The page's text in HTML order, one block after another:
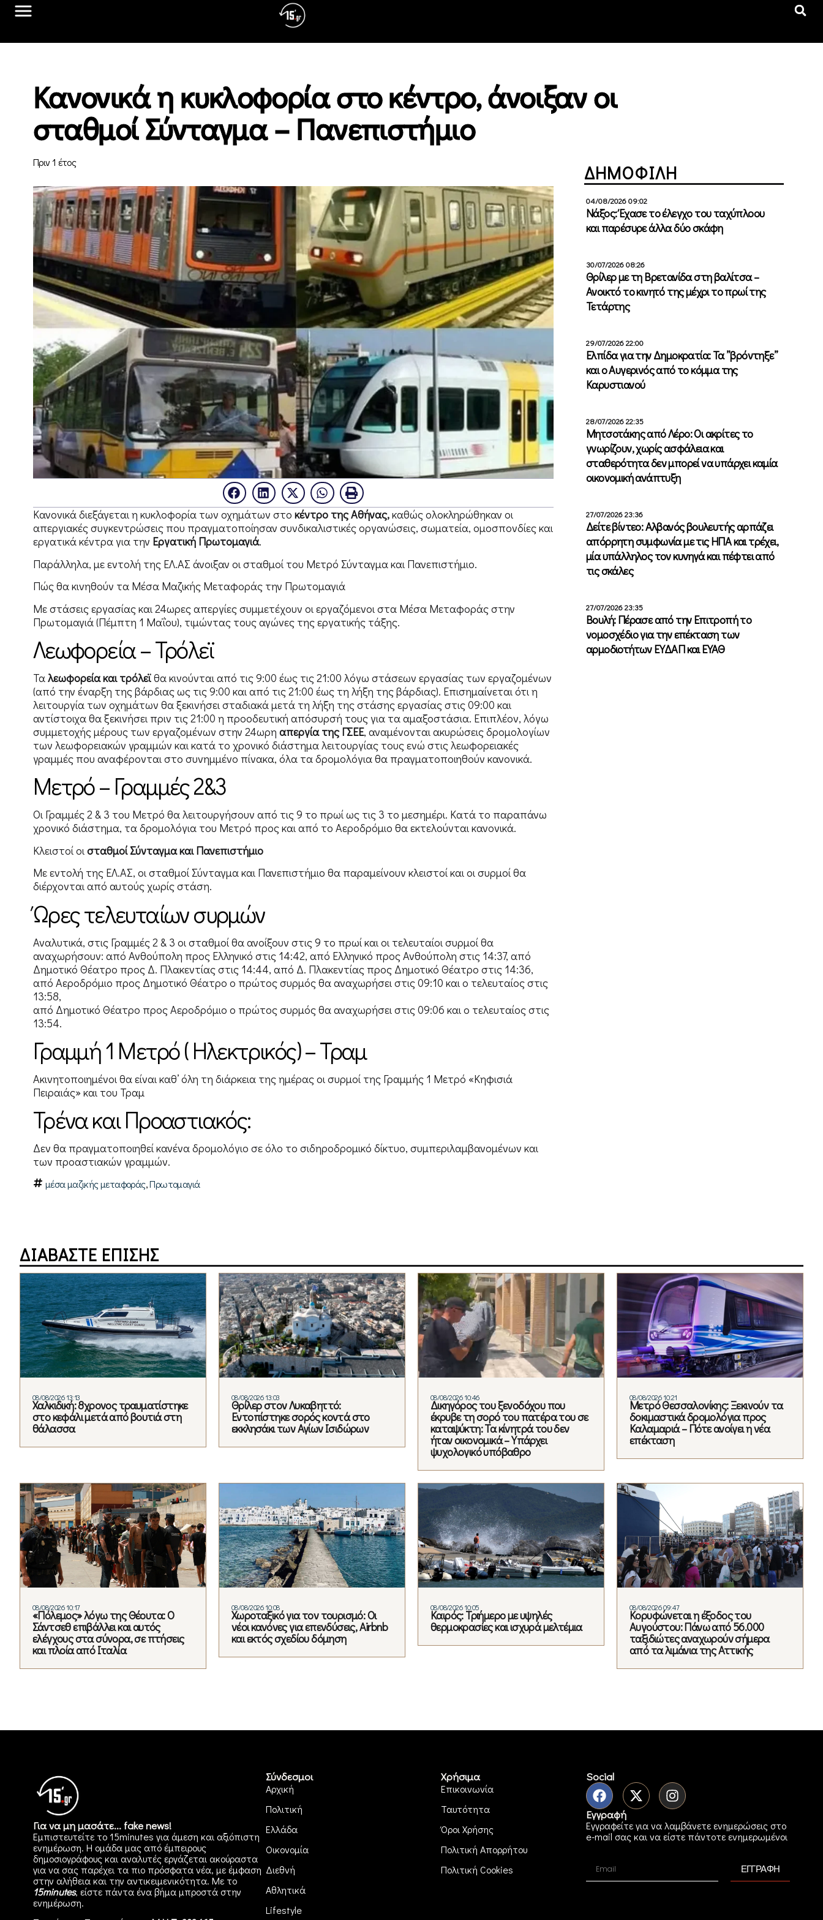
Κανονικά η κυκλοφορία στο κέντρο, άνοιξαν οι
σταθμοί Σύνταγμα – Πανεπιστήμιο
Πριν 1 έτος
Κανονικά διεξάγεται η κυκλοφορία των οχημάτων στο κέντρο της Αθήνας,καθώς ολοκληρώθηκαν οι
απεργιακές συγκεντρώσεις που πραγματοποίησαν συνδικαλιστικές οργανώσεις, σωματεία, ομοσπονδίες και
εργατικά κέντρα για την Εργατική Πρωτομαγιά.
Παράλληλα, με εντολή της ΕΛ.ΑΣ άνοιξαν οι σταθμοί του Μετρό Σύνταγμα και Πανεπιστήμιο.
Πώς θα κινηθούν τα Μέσα Μαζικής Μεταφοράς την Πρωτομαγιά
Με στάσεις εργασίας και 24ωρες απεργίες συμμετέχουν οι εργαζόμενοι στα Μέσα Μεταφοράς στην
Πρωτομαγιά (Πέμπτη 1 Μαΐου), τιμώντας τους αγώνες της εργατικής τάξης.
Λεωφορεία – Τρόλεϊ
Ταλεωφορεία και τρόλεϊθα κινούνται από τις 9:00 έως τις 21:00 λόγω στάσεων εργασίας των εργαζομένων
(από την έναρξη της βάρδιας ως τις 9:00 και από τις 21:00 έως τη λήξη της βάρδιας). Επισημαίνεται ότι η
λειτουργία των οχημάτων θα ξεκινήσει σταδιακά μετά τη λήξη της στάσης εργασίας στις 09:00 και
αντίστοιχα θα ξεκινήσει πριν τις 21:00 η προοδευτική απόσυρσή τους για τα αμαξοστάσια. Επιπλέον, λόγω
συμμετοχής μέρους των εργαζομένων στην 24ωρη απεργία της ΓΣΕΕ, αναμένονται ακυρώσεις δρομολογίων
των λεωφορειακών γραμμών και κατά το χρονικό διάστημα λειτουργίας τους ενώ στις λεωφορειακές
γραμμές που αναφέρονται στο συνημμένο πίνακα, όλα τα δρομολόγια θα πραγματοποιηθούν κανονικά.
Μετρό – Γραμμές 2&3
Οι Γραμμές 2 & 3 του Μετρό θα λειτουργήσουν από τις 9 το πρωί ως τις 3 το μεσημέρι. Κατά το παραπάνω
χρονικό διάστημα, τα δρομολόγια του Μετρό προς και από το Αεροδρόμιο θα εκτελούνται κανονικά.
Κλειστοί οισταθμοί Σύνταγμα και Πανεπιστήμιο
Με εντολή της ΕΛ.ΑΣ, οι σταθμοί Σύνταγμα και Πανεπιστήμιο θα παραμείνουν κλειστοί και οι συρμοί θα
διέρχονται από αυτούς χωρίς στάση.
Ώρες τελευταίων συρμών
Αναλυτικά, στις Γραμμές 2 & 3 οι σταθμοί θα ανοίξουν στις 9 το πρωί και οι τελευταίοι συρμοί θα
αναχωρήσουν: από Ανθούπολη προς Ελληνικό στις 14:42, από Ελληνικό προς Ανθούπολη στις 14:37, από
Δημοτικό Θέατρο προς Δ. Πλακεντίας στις 14:44, από Δ. Πλακεντίας προς Δημοτικό Θέατρο στις 14:36,
από Αεροδρόμιο προς Δημοτικό Θέατρο ο πρώτος συρμός θα αναχωρήσει στις 09:10 και ο τελευταίος στις
13:58,
από Δημοτικό Θέατρο προς Αεροδρόμιο ο πρώτος συρμός θα αναχωρήσει στις 09:06 και ο τελευταίος στις
13:54.
Γραμμή 1 Μετρό ( Ηλεκτρικός) – Τραμ
Ακινητοποιημένοι θα είναι καθ’ όλη τη διάρκεια της ημέρας οι συρμοί της Γραμμής 1 Μετρό «Κηφισιά
Πειραιάς» και του Τραμ
Τρένα και Προαστιακός:
Δεν θα πραγματοποιηθεί κανένα δρομολόγιο σε όλο το σιδηροδρομικό δίκτυο, συμπεριλαμβανομένων και
των προαστιακών γραμμών.
μέσα μαζικής μεταφοράς,Πρωτομαγιά
ΔΗΜΟΦΙΛΗ
04/08/2026 09:02
Νάξος: Έχασε το έλεγχο του ταχύπλοου
και παρέσυρε άλλα δύο σκάφη
30/07/2026 08:26
Θρίλερ με τη Βρετανίδα στη βαλίτσα –
Ανοικτό το κινητό της μέχρι το πρωί της
Τετάρτης
29/07/2026 22:00
Ελπίδα για την Δημοκρατία: Τα ”βρόντηξε”
και ο Αυγερινός από το κόμμα της
Καρυστιανού
28/07/2026 22:35
Μητσοτάκης από Λέρο: Οι ακρίτες το
γνωρίζουν, χωρίς ασφάλεια και
σταθερότητα δεν μπορεί να υπάρχει καμία
οικονομική ανάπτυξη
27/07/2026 23:36
Δείτε βίντεο: Αλβανός βουλευτής αρπάζει
απόρρητη συμφωνία με τις ΗΠΑ και τρέχει,
μία υπάλληλος τον κυνηγά και πέφτει από
τις σκάλες
27/07/2026 23:35
Βουλή: Πέρασε από την Επιτροπή το
νομοσχέδιο για την επέκταση των
αρμοδιοτήτων ΕΥΔΑΠ και ΕΥΑΘ
ΔΙΑΒΑΣΤΕ ΕΠΙΣΗΣ
08/08/2026 13:13
Χαλκιδική: 8χρονος τραυματίστηκε
στο κεφάλι μετά από βουτιά στη
θάλασσα
08/08/2026 13:03
Θρίλερ στον Λυκαβηττό:
Εντοπίστηκε σορός κοντά στο
εκκλησάκι των Αγίων Ισιδώρων
08/08/2026 10:46
Δικηγόρος του ξενοδόχου που
έκρυβε τη σορό του πατέρα του σε
καταψύκτη: Τα κίνητρά του δεν
ήταν οικονομικά – Υπάρχει
ψυχολογικό υπόβαθρο
08/08/2026 10:21
Μετρό Θεσσαλονίκης: Ξεκινούν τα
δοκιμαστικά δρομολόγια προς
Καλαμαριά – Πότε ανοίγει η νέα
επέκταση
08/08/2026 10:17
«Πόλεμος» λόγω της Θέουτα: Ο
Σάντσεθ επιβάλλει και αυτός
ελέγχους στα σύνορα, σε πτήσεις
και πλοία από Ιταλία
08/08/2026 10:08
Χωροταξικό για τον τουρισμό: Οι
νέοι κανόνες για επενδύσεις, Airbnb
και εκτός σχεδίου δόμηση
08/08/2026 10:05
Καιρός: Τριήμερο με υψηλές
θερμοκρασίες και ισχυρά μελτέμια
08/08/2026 09:47
Κορυφώνεται η έξοδος του
Αυγούστου: Πάνω από 56.000
ταξιδιώτες αναχωρούν σήμερα
από τα λιμάνια της Αττικής
Για να μη μασάτε... fake news!
Εμπιστευτείτε το 15minutes για άμεση και αξιόπιστη
ενημέρωση. Η ομάδα μας από έμπειρους
δημοσιογράφους και αναλυτές εργάζεται ακούραστα
για να σας παρέχει τα πιο πρόσφατα νέα, με έμφαση
στην αλήθεια και την αντικειμενικότητα. Με το
15minutes, είστε πάντα ένα βήμα μπροστά στην
ενημέρωση.
Σύνδεσμοι
Αρχική
Πολιτική
Ελλάδα
Οικονομία
Διεθνή
Αθλητικά
Lifestyle
Χρήσιμα
Επικοινωνία
Ταυτότητα
Όροι Χρήσης
Πολιτική Απορρήτου
Πολιτική Cookies
Social
Εγγραφή
Εγγραφείτε για να λαμβάνετε ενημερώσεις στο
e-mail σας και να είστε πάντοτε ενημερωμένοι
ΕΓΓΡΑΦΗ